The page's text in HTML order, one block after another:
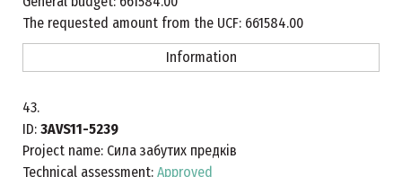
The requested amount from the UCF: 661584.00
Information
43.
ID: 3AVS11-5239
Project name: Сила забутих предків
Technical assessment: Approved